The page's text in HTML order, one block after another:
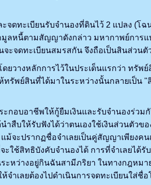
ะเบียนรับจำนองที่ดินไว้ 2 แปลง (โฉน
ลหนี้ตามสัญญาดังกล่าว มหากาพย์การแ
จดทะเบียนสมรสกัน จึงถือเป็นสินส่วนตัว
งหลักการไว้ในประเด็นแรกว่า ทรัพย์
พย์สินที่ได้มาในระหว่างนั้นกลายเป็น "
อบอาชีพให้กู้ยืมเงินและรับจำนองร่วม
สืบให้รับฟังได้ว่าตนเองใช้เงินส่วนตัวข
จะปรากฏชื่อจำเลยเป็นคู่สัญญาเพียงคน
ใช้สิทธิบังคับจำนองได้ การที่จำเลยได้
หว่างอยู่กินฉันสามีภริยา ในทางกฎหมา
เลยต้องไปดำเนินการจดทะเบียนใส่ชื่